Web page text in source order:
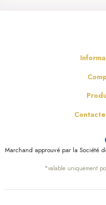
Marchand approuvé par la Société
*valable uniquement